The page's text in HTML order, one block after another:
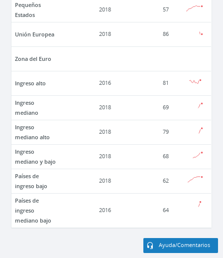
Pequeños
Estados
2018 57
Unión Europea 2018 86
Zona del Euro
Ingreso alto 2016 81
Ingreso
mediano
2018 69
Ingreso
mediano alto
2018 79
Ingreso
mediano y bajo
2018 68
Países de
ingreso bajo
2018 62
Países de
ingreso
mediano bajo
2016 64
Ayuda/Comentarios